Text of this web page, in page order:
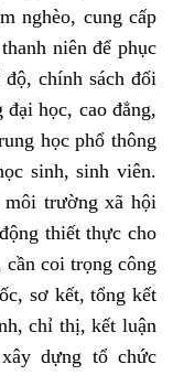
nghèo, cung cấp
niên để phục
chính sách đối
học, cao đẳng,
học phổ thông
sinh, sinh viên.
trường xã hội
thiết thực cho
coi trọng công
sơ kết, tổng kết
chỉ thị, kết luận
dựng tổ chức